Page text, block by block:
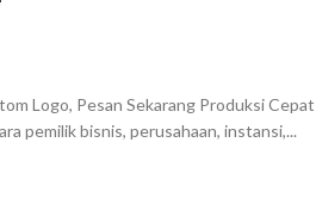
Logo, Pesan Sekarang Produksi Cepat
pemilik bisnis, perusahaan, instansi,...